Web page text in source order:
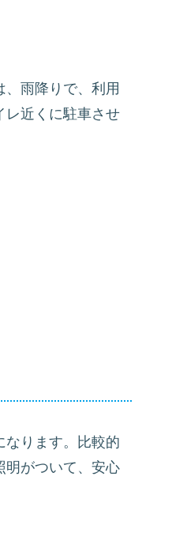
雨降りで、利用
レ近くに駐車させ
ります。比較的
明がついて、安心